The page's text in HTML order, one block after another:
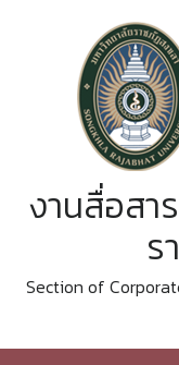
งานสื่อสา
ร
Section of